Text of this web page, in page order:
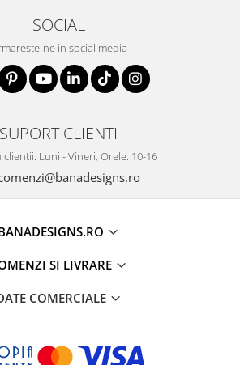
SOCIAL
ne in social media
SUPORT CLIENTI
clientii: Luni - Vineri, Orele: 10-16
SI LIVRARE
COMERCIALE